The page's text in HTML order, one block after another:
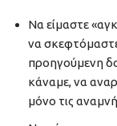
Να είμαστε
να
προηγούμενη
κάναμε, να
μόνο τις